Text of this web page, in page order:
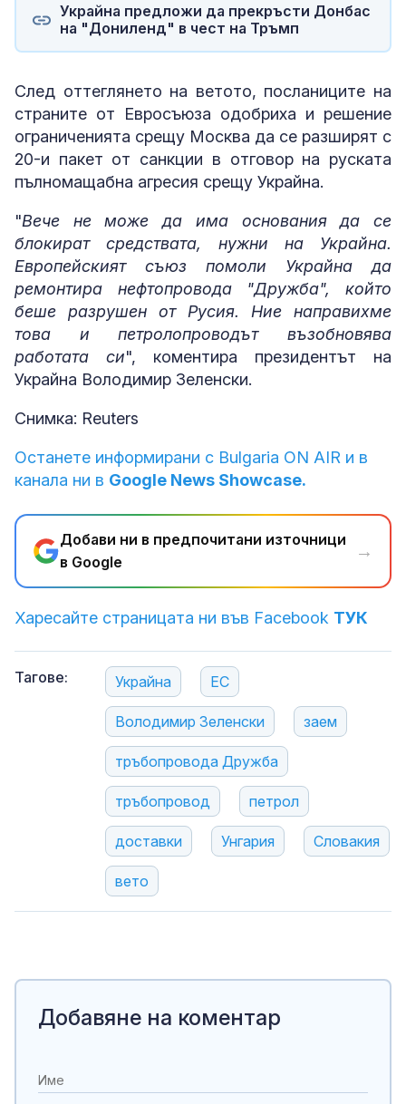
Украйна предложи да прекръсти Донбас
на "Дониленд" в чест на Тръмп
След оттеглянето на ветото, посланиците на
страните от Евросъюза одобриха и решение
ограниченията срещу Москва да се разширят с
20-и пакет от санкции в отговор на руската
пълномащабна агресия срещу Украйна.
"Вече не може да има основания да се
блокират средствата, нужни на Украйна.
Европейският съюз помоли Украйна да
ремонтира нефтопровода "Дружба", който
беше разрушен от Русия. Ние направихме
това и петролопроводът възобновява
работата си", коментира президентът на
Украйна Володимир Зеленски.
Снимка: Reuters
Останете информирани с Bulgaria ON AIR и в
канала ни в Google News Showcase.
Добави ни в предпочитани източници
в Google
→
Харесайте страницата ни във Facebook ТУК
Тагове: Украйна ЕС
Володимир Зеленски заем
тръбопровода Дружба
тръбопровод петрол
доставки Унгария Словакия
вето
Добавяне на коментар